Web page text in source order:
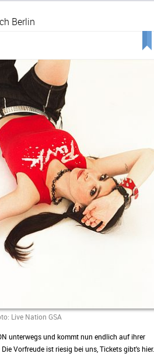
Berlin
Live Nation GSA
unterwegs und kommt nun endlich auf ihrer
Vorfreude ist riesig bei uns, Tickets gibt's hier.